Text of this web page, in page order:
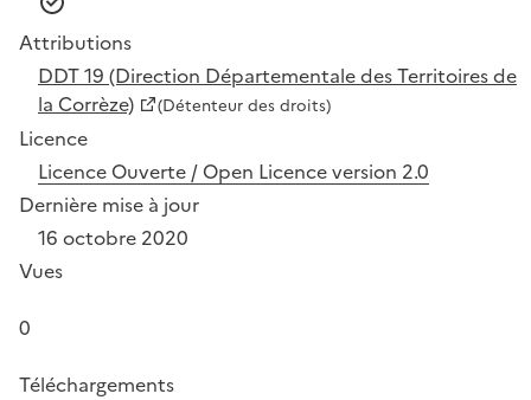
Attributions
DDT 19 (Direction Départementale des Territoires de
la Corrèze)
(Détenteur des droits)
Licence
Licence Ouverte / Open Licence version 2.0
Dernière mise à jour
16 octobre 2020
Vues
0
Téléchargements